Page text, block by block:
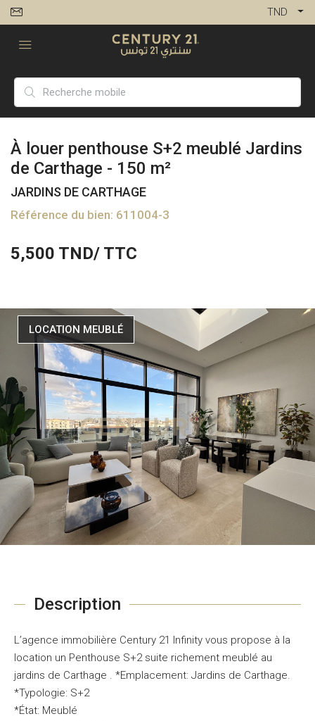
TND
À louer penthouse S+2 meublé Jardins
de Carthage - 150 m²
JARDINS DE CARTHAGE
Référence du bien: 611004-3
5,500 TND/ TTC
LOCATION MEUBLÉ
Description
L’agence immobilière Century 21 Infinity vous propose à la
location un Penthouse S+2 suite richement meublé au
jardins de Carthage . *Emplacement: Jardins de Carthage.
*Typologie: S+2
*État: Meublé